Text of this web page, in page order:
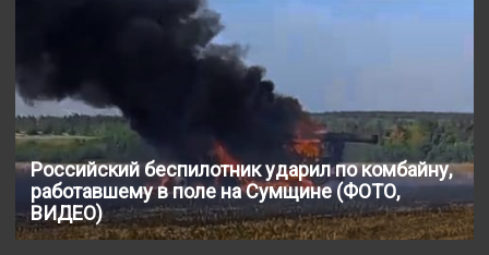
Российский беспилотник ударил по комбайну,
работавшему в поле на Сумщине (ФОТО,
ВИДЕО)